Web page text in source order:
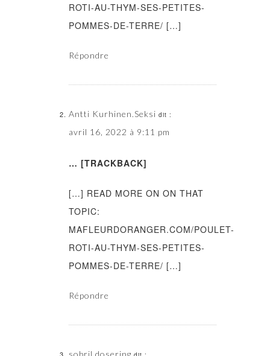
ROTI-AU-THYM-SES-PETITES-
POMMES-DE-TERRE/ […]
Répondre
Antti Kurhinen.Seksi dit :
avril 16, 2022 à 9:11 pm
… [TRACKBACK]
[…] READ MORE ON ON THAT
TOPIC:
MAFLEURDORANGER.COM/POULET-
ROTI-AU-THYM-SES-PETITES-
POMMES-DE-TERRE/ […]
Répondre
sobril dosering